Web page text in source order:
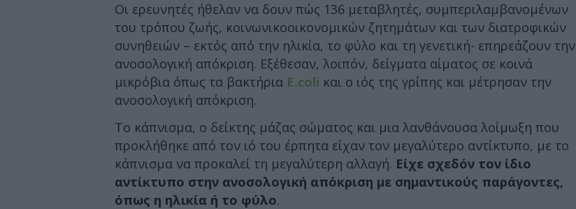
Οι ερευνητές ήθελαν να δουν πώς 136 μεταβλητές, συμπεριλαμβανομένων
του τρόπου ζωής, κοινωνικοοικονομικών ζητημάτων και των διατροφικών
συνηθειών – εκτός από την ηλικία, το φύλο και τη γενετική- επηρεάζουν την
ανοσολογική απόκριση. Εξέθεσαν, λοιπόν, δείγματα αίματος σε κοινά
μικρόβια όπως τα βακτήρια E.coli και ο ιός της γρίπης και μέτρησαν την
ανοσολογική απόκριση.
Το κάπνισμα, ο δείκτης μάζας σώματος και μια λανθάνουσα λοίμωξη που
προκλήθηκε από τον ιό του έρπητα είχαν τον μεγαλύτερο αντίκτυπο, με το
κάπνισμα να προκαλεί τη μεγαλύτερη αλλαγή. Είχε σχεδόν τον ίδιο
αντίκτυπο στην ανοσολογική απόκριση με σημαντικούς παράγοντες,
όπως η ηλικία ή το φύλο.